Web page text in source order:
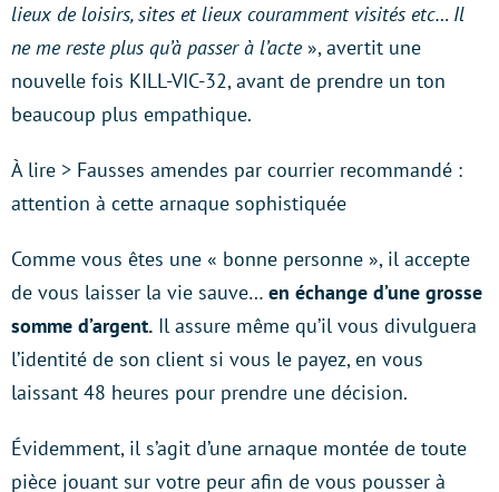
lieux de loisirs, sites et lieux couramment visités etc… Il
ne me reste plus qu’à passer à l’acte », avertit une
nouvelle fois KILL-VIC-32, avant de prendre un ton
beaucoup plus empathique.
À lire > Fausses amendes par courrier recommandé :
attention à cette arnaque sophistiquée
Comme vous êtes une « bonne personne », il accepte
de vous laisser la vie sauve… en échange d’une grosse
somme d’argent. Il assure même qu’il vous divulguera
l’identité de son client si vous le payez, en vous
laissant 48 heures pour prendre une décision.
Évidemment, il s’agit d’une arnaque montée de toute
pièce jouant sur votre peur afin de vous pousser à